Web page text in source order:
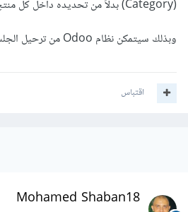
وبذلك سيتمكن نظام Odoo من ترحيل الجلسة دون حدوث أخطاء.
اقتباس
Mohamed Shaban18